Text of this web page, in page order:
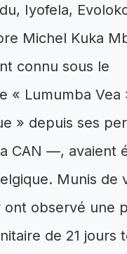
Iyofela,
Michel Kuka
connu sous le
« Lumumba Vea
» depuis ses
CAN —, avaient
Munis de
ont observé une
de 21 jours